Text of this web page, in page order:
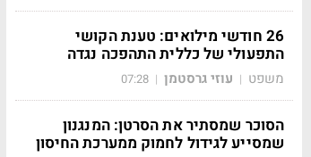
26 חודשי מילואים: טענת הקושי
התפעולי של כללית התהפכה נגדה
משפט | עוזי גרסטמן |
07:28
הסוכר שמסתיר את הסרטן: המנגנון
שמסייע לגידול לחמוק ממערכת החיסון